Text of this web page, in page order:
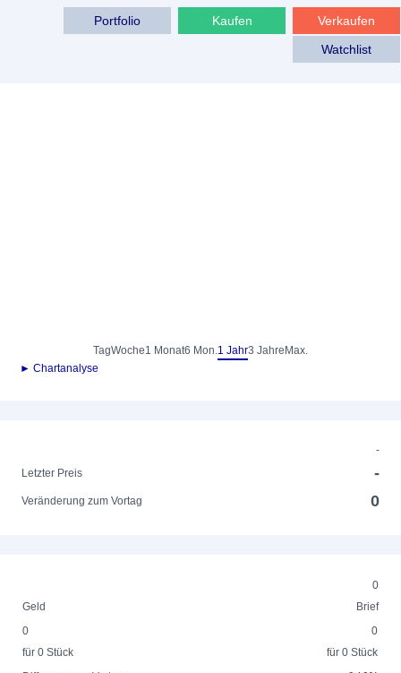
Verkaufen
Kaufen
Portfolio
Watchlist
TagWoche1 Monat6 Mon.1 Jahr3 Jahre Max.
► Chartanalyse
-
Letzter Preis
-
Veränderung zum Vortag 0
0
Geld
Brief
0
für 0 Stück
0
für 0 Stück